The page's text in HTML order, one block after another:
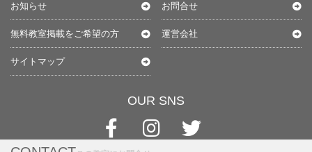
お知らせ お問合せ
無料教室掲載をご希望の方 運営会社
サイトマップ
OUR SNS